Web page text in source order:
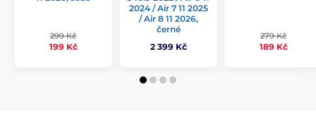
299 Kč
199 Kč
2024 / Air 7 11 2025
/ Air 8 11 2026,
černé
2 399 Kč
279 Kč
189 Kč